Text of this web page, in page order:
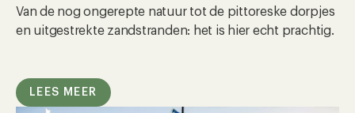
Van de nog ongerepte natuur tot de pittoreske dorpjes
en uitgestrekte zandstranden: het is hier echt prachtig.
LEES MEER